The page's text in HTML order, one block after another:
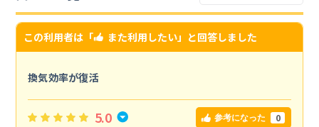
この利用者は「 また利用したい」と回答しました
換気効率が復活
5.0 参考になった 0